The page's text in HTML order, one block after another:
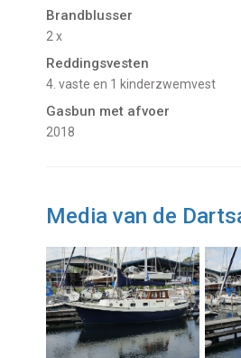
Brandblusser
2 x
Reddingsvesten
4. vaste en 1 kinderzwemvest
Gasbun met afvoer
2018
Media van de